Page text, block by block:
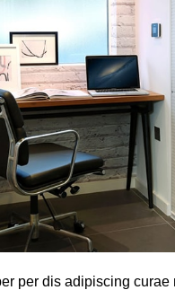
per dis adipiscing